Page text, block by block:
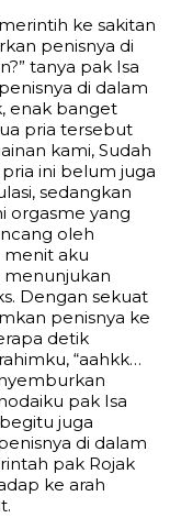
ke sakitan
penisnya di
tanya pak Isa
di dalam
enak banget
pria tersebut
kami, Sudah
ini belum juga
sedangkan
orgasme yang
oleh
menit aku
menunjukan
Dengan sekuat
penisnya ke
detik
“aahkk…
pak Isa
juga
di dalam
pak Rojak
ke arah